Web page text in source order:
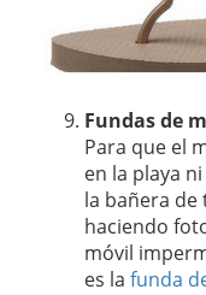
Fundas de
Para que el
en la playa
la bañera de
haciendo
móvil
es la funda